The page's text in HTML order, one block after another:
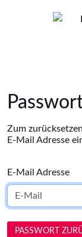
Zum
E-Mail Adresse
E-Mail Adresse